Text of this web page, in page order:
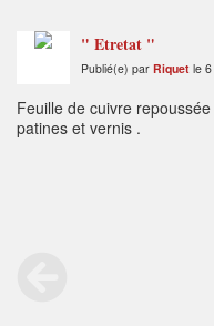
" Etretat "
Publié(e) par Riquet le
Feuille de cuivre
patines et vernis .